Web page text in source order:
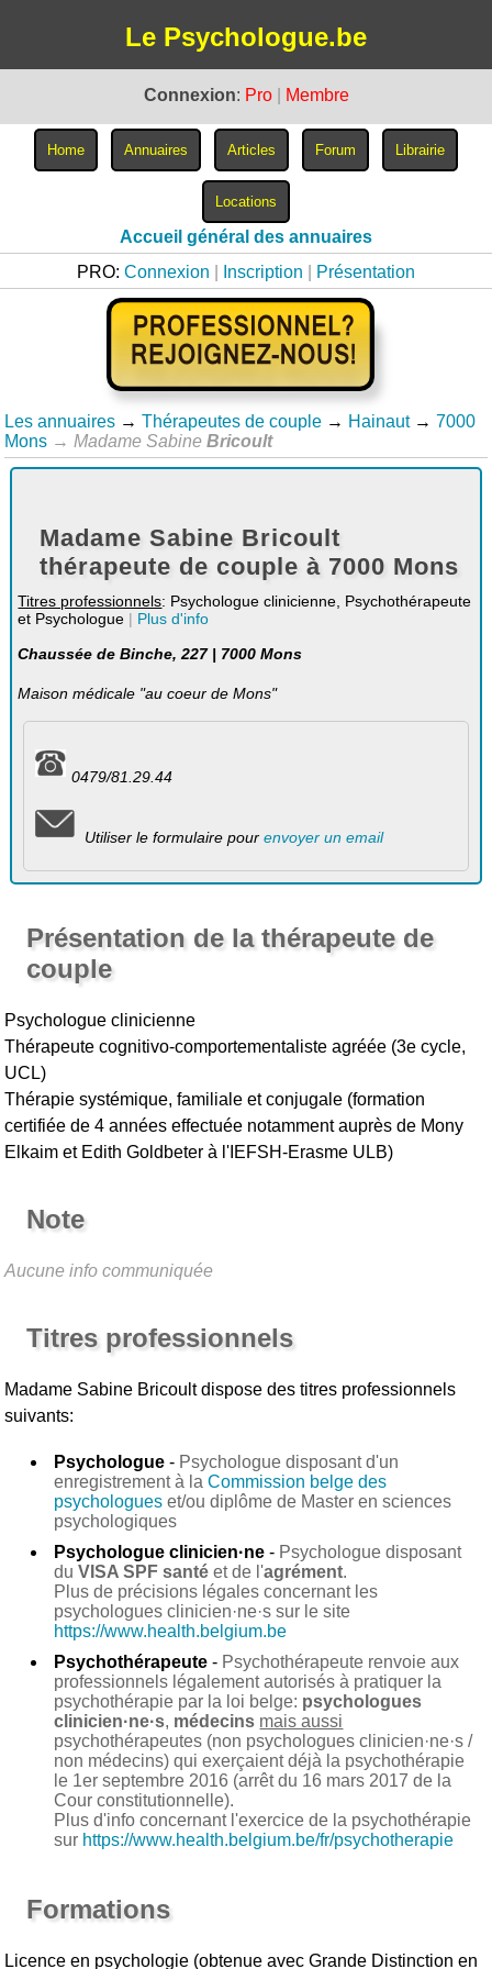
Le Psychologue.be
Connexion: Pro Membre
Accueil général des annuaires
PRO: Connexion Inscription Présentation
Les annuaires → Thérapeutes de couple → Hainaut → 7000
Mons → Madame SabineBricoult
Madame Sabine Bricoult
thérapeute de couple à 7000 Mons
Titres professionnels: Psychologue clinicienne, Psychothérapeute
et Psychologue | Plus d'info
Chaussée de Binche, 227 | 7000 Mons
Maison médicale "au coeur de Mons"
0479/81.29.44
Utiliser le formulaire pour envoyer un email
Présentation de la thérapeute de
couple
Psychologue clinicienne
Thérapeute cognitivo-comportementaliste agréée (3e cycle,
UCL)
Thérapie systémique, familiale et conjugale (formation
certifiée de 4 années effectuée notamment auprès de Mony
Elkaim et Edith Goldbeter à l'IEFSH-Erasme ULB)
Note
Aucune info communiquée
Titres professionnels
Madame Sabine Bricoultdispose des titres professionnels
suivants:
Psychologue - Psychologue disposant d'un
enregistrement à laCommission belge des
psychologues et/ou diplôme de Master en sciences
psychologiques
Psychologue clinicien·ne - Psychologue disposant
duVISA SPF santé et de l'agrément.
Plus de précisions légales concernant les
psychologues clinicien·ne·s sur le site
https://www.health.belgium.be
Psychothérapeute - Psychothérapeute renvoie aux
professionnels légalement autorisés à pratiquer la
psychothérapie par la loi belge: psychologues
clinicien·ne·s, médecins mais aussi
psychothérapeutes (non psychologues clinicien·ne·s /
non médecins) qui exerçaient déjà la psychothérapie
le 1er septembre 2016 (arrêt du 16 mars 2017 de la
Cour constitutionnelle).
Plus d'info concernant l'exercice de la psychothérapie
sur https://www.health.belgium.be/fr/psychotherapie
Formations
Licence en psychologie (obtenue avec Grande Distinction en